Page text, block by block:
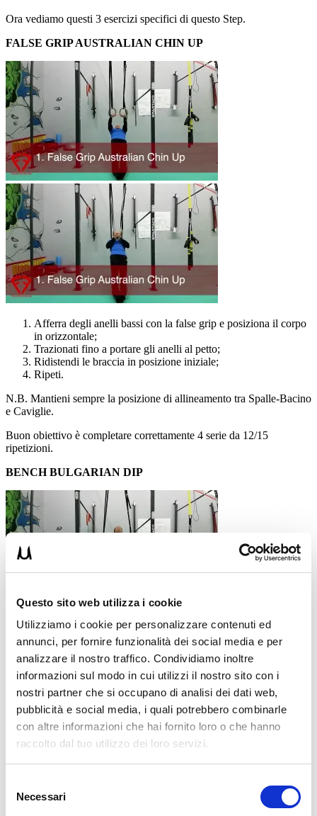
Questo sito web utilizza i cookie
Utilizziamo i cookie per personalizzare contenuti ed
annunci, per fornire funzionalità dei social media e per
analizzare il nostro traffico. Condividiamo inoltre
informazioni sul modo in cui utilizzi il nostro sito con i
nostri partner che si occupano di analisi dei dati web,
pubblicità e social media, i quali potrebbero combinarle
con altre informazioni che hai fornito loro o che hanno
raccolto dal tuo utilizzo dei loro servizi.
delNecessari
Ora vediamo questi 3 esercizi specifici di questo Step.
FALSE GRIP AUSTRALIAN CHIN UP
Afferra degli anelli bassi con la false grip e posiziona il corpo
in orizzontale;
Trazionati fino a portare gli anelli al petto;
Ridistendi le braccia in posizione iniziale;
Ripeti.
N.B. Mantieni sempre la posizione di allineamento tra Spalle-Bacino
e Caviglie.
Buon obiettivo è completare correttamente 4 serie da 12/15
ripetizioni.
BENCH BULGARIAN DIP
terra);
gomiti;
Risali con forza distendendo completamente le braccia.